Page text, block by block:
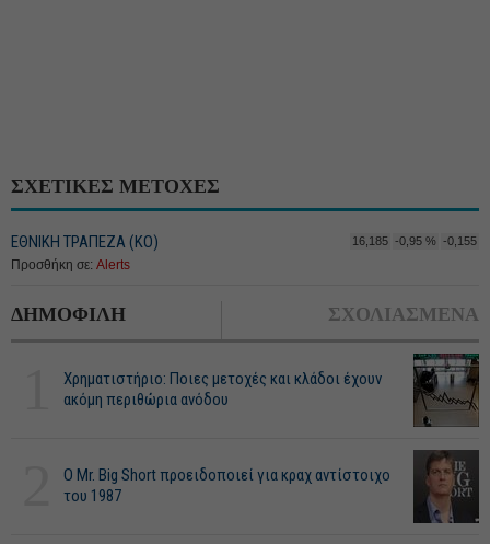
ΣΧΕΤΙΚΕΣ ΜΕΤΟΧΕΣ
ΕΘΝΙΚΗ ΤΡΑΠΕΖΑ (KO) 16,185 -0,95 % -0,155
Προσθήκη σε: Alerts
ΔΗΜΟΦΙΛΗ ΣΧΟΛΙΑΣΜΕΝΑ
Χρηματιστήριο: Ποιες μετοχές και κλάδοι έχουν
ακόμη περιθώρια ανόδου
O Mr. Big Short προειδοποιεί για κραχ αντίστοιχο
του 1987